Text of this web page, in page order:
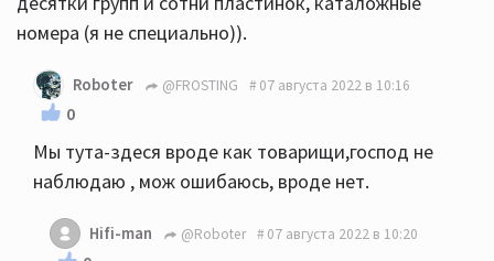
номера (я не специально)).
Roboter @FROSTING 07 августа 2022 в 10:16
0
Мы тута-здеся вроде как товарищи,господ не
наблюдаю , мож ошибаюсь, вроде нет.
Hifi-man @Roboter 07 августа 2022 в 10:20